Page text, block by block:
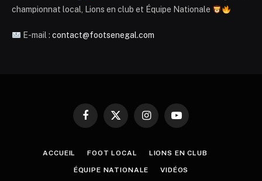
championnat local, Lions en club et Équipe Nationale
E-mail : contact@footsenegal.com
Facebook
X
InstagramYouTube
ACCUEIL FOOT LOCAL LIONS EN CLUB
ÉQUIPE NATIONALE VIDÉOS